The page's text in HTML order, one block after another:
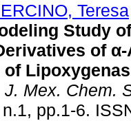
Teresa
Study
of α
J. Mex. Chem.
pp.1-6.